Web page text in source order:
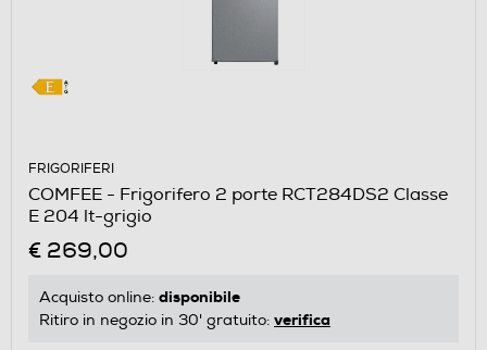
FRIGORIFERI
COMFEE - Frigorifero 2 porte RCT284DS2 Classe
E 204 lt-grigio
€ 269,00
Acquisto online: disponibile
Ritiro in negozio in 30' gratuito: verifica